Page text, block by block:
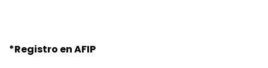
*Registro en AFIP